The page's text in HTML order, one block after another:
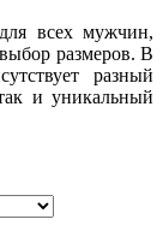
всех мужчин,
размеров. В
разный
и уникальный